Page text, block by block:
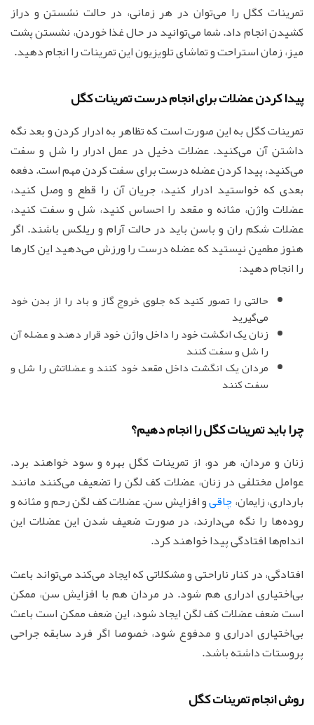
تمرینات کگل را می‌توان در هر زمانی، در حالت نشستن و دراز
کشیدن انجام داد. شما می‌توانید در حال غذا خوردن، نشستن پشت
میز، زمان استراحت و تماشای تلویزیون این تمرینات را انجام دهید.
پیدا کردن عضلات برای انجام درست تمرینات کگل
تمرینات کگل به این صورت است که تظاهر به ادرار کردن و بعد نگه
داشتن آن می‌کنید. عضلات دخیل در عمل ادرار را شل و سفت
می‌کنید، پیدا کردن عضله درست برای سفت کردن مهم است. دفعه
بعدی که خواستید ادرار کنید، جریان آن را قطع و وصل کنید،
عضلات واژن، مثانه و مقعد را احساس کنید، شل و سفت کنید،
عضلات شکم ران و باسن باید در حالت آرام و ریلکس باشند. اگر
هنوز مطمین نیستید که عضله درست را ورزش می‌دهید این کارها
را انجام دهید:
حالتی را تصور کنید که جلوی خروج گاز و باد را از بدن خود
می‌گیرید
زنان یک انگشت خود را داخل واژن خود قرار دهند و عضله آن
را شل و سفت کنند
مردان یک انگشت داخل مقعد خود کنند و عضلاتش را شل و
سفت کنند
چرا باید تمرینات کگل را انجام دهیم؟
زنان و مردان، هر دو، از تمرینات کگل بهره و سود خواهند برد.
عوامل مختلفی در زنان، عضلات کف لگن را تضعیف می‌کنند مانند
بارداری، زایمان،چاقیو افزایش سن. عضلات کف لگن رحم و مثانه و
روده‌ها را نگه می‌دارند، در صورت ضعیف شدن این عضلات این
اندام‌ها افتادگی پیدا خواهند کرد.
افتادگی، در کنار ناراحتی و مشکلاتی که ایجاد می‌کند می‌تواند باعث
بی‌اختیاری ادراری هم شود. در مردان هم با افزایش سن، ممکن
است ضعف عضلات کف لگن ایجاد شود، این ضعف ممکن است باعث
بی‌اختیاری ادراری و مدفوع شود، خصوصا اگر فرد سابقه جراحی
پروستات داشته باشد.
روش انجام تمرینات کگل